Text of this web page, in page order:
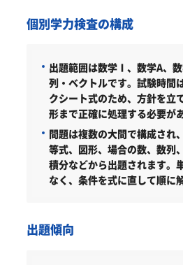
個別学力検査の構成
出題範囲は数学Ⅰ、数学A、
列・ベクトルです。試験時間
クシート式のため、方針を立
形まで正確に処理する必要が
問題は複数の大問で構成され
等式、図形、場合の数、数列
積分などから出題されます。
なく、条件を式に直して順に
出題傾向